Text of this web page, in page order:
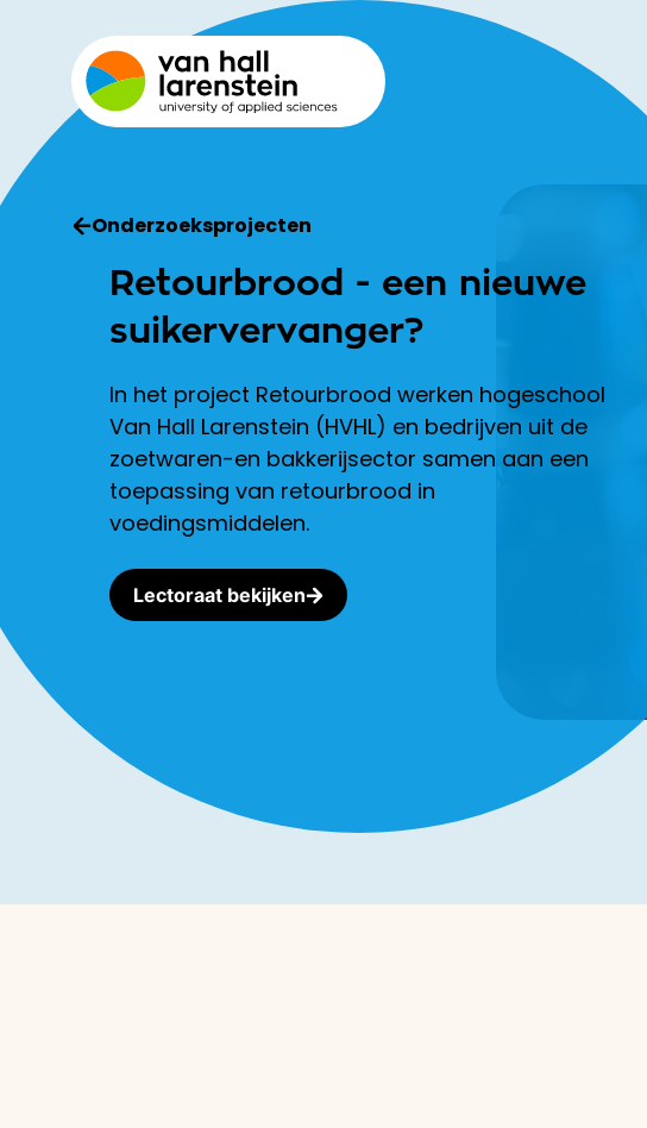
Onderzoeksprojecten
Retourbrood - een nieuwe
suikervervanger?
In het project Retourbrood werken hogeschool
Van Hall Larenstein (HVHL) en bedrijven uit de
zoetwaren-en bakkerijsector samen aan een
toepassing van retourbrood in
voedingsmiddelen.
Lectoraat bekijken